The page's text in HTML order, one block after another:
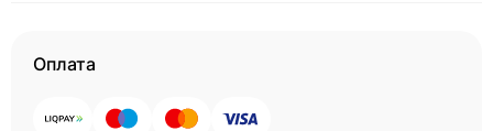
Оплата